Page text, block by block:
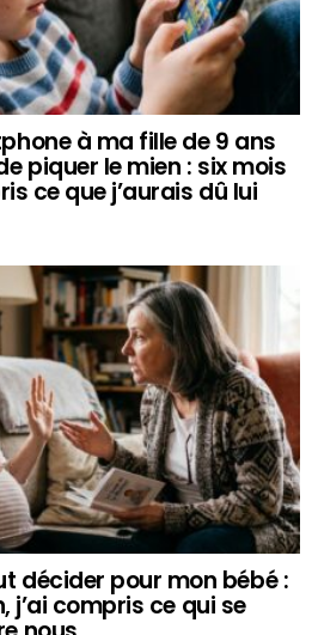
à ma fille de 9 ans
piquer le mien : six mois
ce que j’aurais dû lui
décider pour mon bébé :
j’ai compris ce qui se